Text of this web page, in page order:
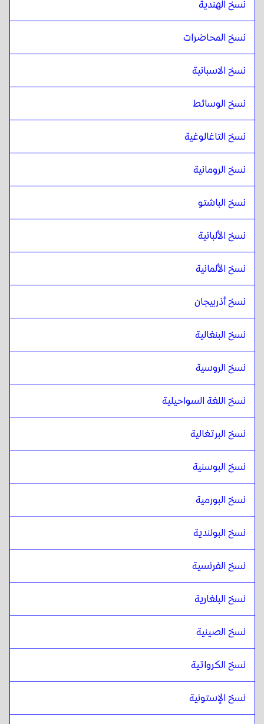
نسخ الهندية
نسخ المحاضرات
نسخ الاسبانية
نسخ الوسائط
نسخ التاغالوغية
نسخ الرومانية
نسخ الباشتو
نسخ الألبانية
نسخ الألمانية
نسخ أذربيجان
نسخ البنغالية
نسخ الروسية
نسخ اللغة السواحيلية
نسخ البرتغالية
نسخ البوسنية
نسخ البورمية
نسخ البولندية
نسخ الفرنسية
نسخ البلغارية
نسخ الصينية
نسخ الكرواتية
نسخ الإستونية